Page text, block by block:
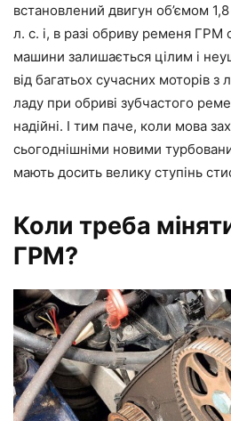
встановлений двигун об’ємом
л. с. і, в разі обриву ременя ГРМ
машини залишається цілим і
від багатьох сучасних моторів з
ладу при обриві зубчастого
надійні. І тим паче, коли мова
сьогоднішніми новими
мають досить велику ступінь
Коли треба
ГРМ?